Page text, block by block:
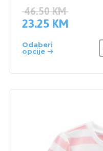
46.50KM
23.25 KM
Odaberi
opcije